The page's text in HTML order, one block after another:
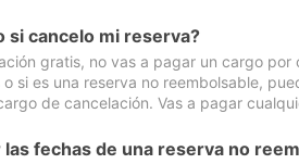
si cancelo mi reserva?
gratis, no vas a pagar un cargo
si es una reserva no reembolsable,
de cancelación. Vas a pagar
fechas de una reserva no